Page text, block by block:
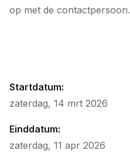
op met de contactpersoon.
Startdatum:
zaterdag, 14 mrt 2026
Einddatum:
zaterdag, 11 apr 2026